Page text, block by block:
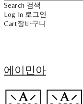
Search 검색
Log In 로그인
Cart장바구니
에이민아